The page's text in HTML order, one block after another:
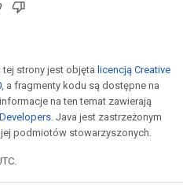
strony jest objęta licencją Creative
, a fragmenty kodu są dostępne na
na ten temat zawierają
. Java jest zastrzeżonym
podmiotów stowarzyszonych.